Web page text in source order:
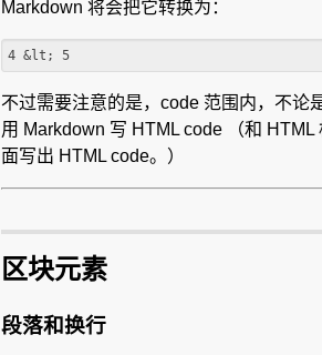
Markdown 将会把它转换为：
不过需要注意的是，code 范围内，不论
用 Markdown 写 HTML code （和
面写出 HTML code。）
区块元素
段落和换行